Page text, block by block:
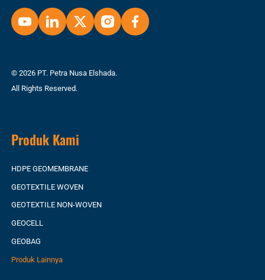
© 2026 PT. Petra Nusa Elshada.
All Rights Reserved.
Produk Kami
HDPE GEOMEMBRANE
GEOTEXTILE WOVEN
GEOTEXTILE NON-WOVEN
GEOCELL
GEOBAG
Produk Lainnya